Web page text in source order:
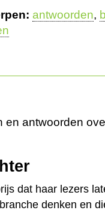
antwoorden,
en antwoorden
dat haar lezers
denken en